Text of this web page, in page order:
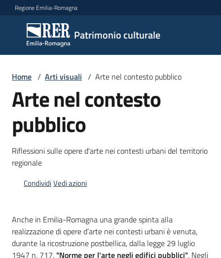
Vai al contenuto
Vai alla navigazione
Vai al footer
Regione Emilia-Romagna
Patrimonio culturale
Patrimonio
culturale
Novità
Servizi
Bandi
Piani
Programmi
Home / Arti visuali / Arte nel contesto pubblico
Arte nel contesto
pubblico
Riflessioni sulle opere d'arte nei contesti urbani del territorio
regionale
CondividiVedi azioni
Anche in Emilia-Romagna una grande spinta alla
realizzazione di opere d’arte nei contesti urbani è venuta,
durante la ricostruzione postbellica, dalla legge 29 luglio
1947 n. 717, "Norme per l'arte negli edifici pubblici". Negli